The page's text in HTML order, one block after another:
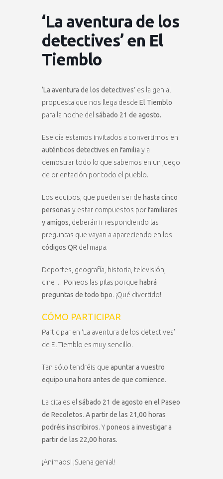
‘La aventura de los
detectives’ en El
Tiemblo
‘La aventura de los detectives’ es la genial
propuesta que nos llega desde El Tiemblo
para la noche delsábado 21 de agosto.
Ese día estamos invitados a convertirnos en
auténticos detectives en familia y a
demostrar todo lo que sabemos en un juego
de orientación por todo el pueblo.
Los equipos, que pueden ser de hasta cinco
personas y estar compuestos porfamiliares
y amigos, deberán ir respondiendo las
preguntas que vayan a apareciendo en los
códigos QR del mapa.
Deportes, geografía, historia, televisión,
cine… Poneos las pilas porque habrá
preguntas de todo tipo. ¡Qué divertido!
CÓMO PARTICIPAR
Participar en ‘La aventura de los detectives’
de El Tiemblo es muy sencillo.
Tan sólo tendréis que apuntar a vuestro
equipo una hora antes de que comience.
La cita es elsábado 21 de agosto en el Paseo
de Recoletos. A partir de las 21,00 horas
podréis inscribiros. Yponeos a investigar a
partir de las 22,00 horas.
¡Animaos! ¡Suena genial!